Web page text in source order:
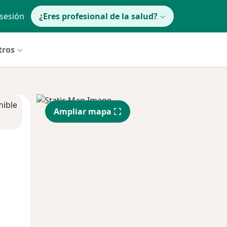
¿Eres profesional de la salud?
Ampliar mapa